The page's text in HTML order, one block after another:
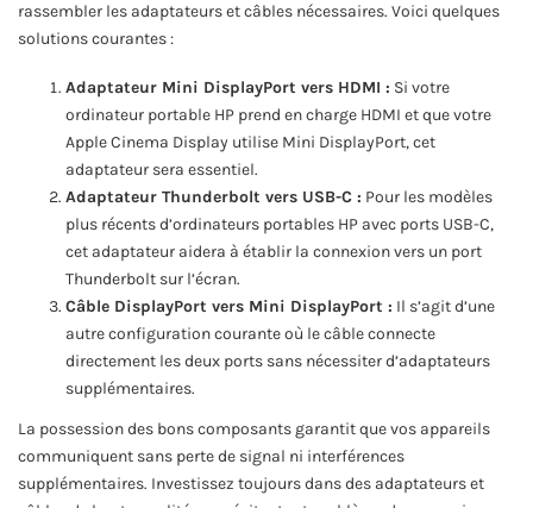
rassembler les adaptateurs et câbles nécessaires. Voici quelques
solutions courantes :
Adaptateur Mini DisplayPort vers HDMI : Si votre
ordinateur portable HP prend en charge HDMI et que votre
Apple Cinema Display utilise Mini DisplayPort, cet
adaptateur sera essentiel.
Adaptateur Thunderbolt vers USB-C : Pour les modèles
plus récents d’ordinateurs portables HP avec ports USB-C,
cet adaptateur aidera à établir la connexion vers un port
Thunderbolt sur l’écran.
Câble DisplayPort vers Mini DisplayPort : Il s’agit d’une
autre configuration courante où le câble connecte
directement les deux ports sans nécessiter d’adaptateurs
supplémentaires.
La possession des bons composants garantit que vos appareils
communiquent sans perte de signal ni interférences
supplémentaires. Investissez toujours dans des adaptateurs et